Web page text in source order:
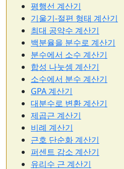
평행선 계산기
기울기-절편 형태 계산기
최대 공약수 계산기
백분율을 분수로 계산기
분수에서 소수 계산기
합성 나눗셈 계산기
소수에서 분수 계산기
GPA 계산기
대분수로 변환 계산기
제곱근 계산기
비례 계산기
근호 단순화 계산기
퍼센트 감소 계산기
유리수 근 계산기